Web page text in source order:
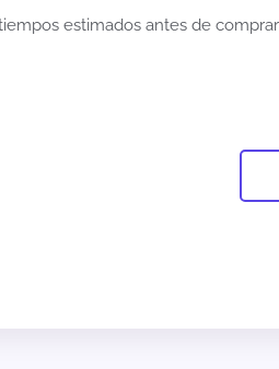
estimados antes de